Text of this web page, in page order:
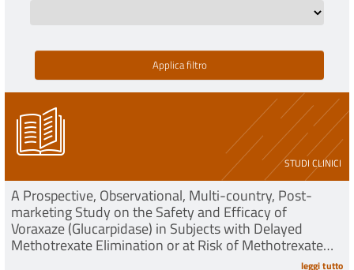
STUDI CLINICI
A Prospective, Observational, Multi-country, Post-
marketing Study on the Safety and Efficacy of
Voraxaze (Glucarpidase) in Subjects with Delayed
Methotrexate Elimination or at Risk of Methotrexate
leggi tutto